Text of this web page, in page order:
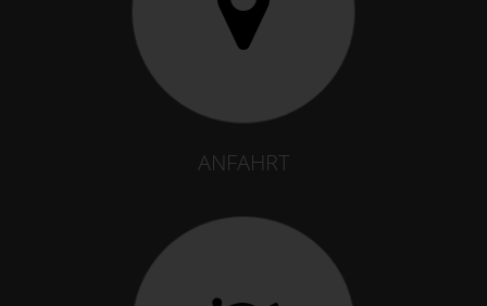
ANFAHRT